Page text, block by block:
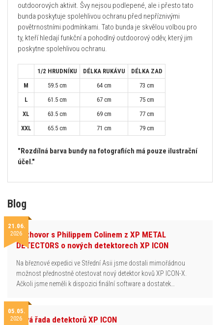
outdoorových aktivit. Švy nejsou podlepené, ale i přesto tato
bunda poskytuje spolehlivou ochranu před nepříznivými
povětrnostními podmínkami. Tato bunda je skvělou volbou pro
ty, kteří hledají funkční a pohodlný outdoorový oděv, který jim
poskytne spolehlivou ochranu.
1/2 HRUDNÍKU DÉLKA RUKÁVU
DÉLKA ZAD
M
59.5 cm 64 cm
73 cm
L
61.5 cm 67 cm
75 cm
XL
63.5 cm 69 cm
77 cm
XXL
65.5 cm 71 cm 79 cm
"Rozdílná barva bundy na fotografiích má pouze ilustrační
účel."
Blog
21.06.
2026Rozhovor s Philippem Colinem z XP METAL
DETECTORS o nových detektorech XP ICON
Na březnové expedici ve Střední Asii jsme dostali mimořádnou
možnost přednostně otestovat nový detektor kovů XP ICON-X.
Ačkoli jsme neměli k dispozici finální software a dostatek…
05.05.
2026Nová řada detektorů XP ICON